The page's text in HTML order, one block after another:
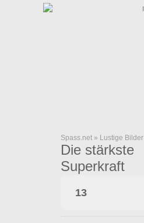
Spass.net » Lustige Bilder
Die stärkste
Superkraft
13